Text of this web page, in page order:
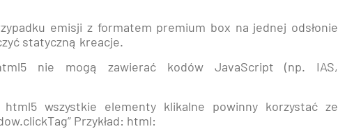
emisji z formatem premium box na jednej odsłonie
statyczną kreacje.
nie mogą zawierać kodów JavaScript (np. IAS,
html5 wszystkie elementy klikalne powinny korzystać ze
Przykład: html: